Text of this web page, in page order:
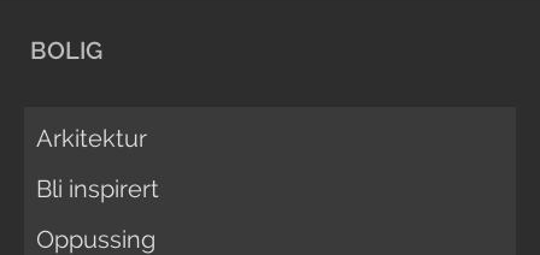
BOLIG
Arkitektur
Bli inspirert
Oppussing